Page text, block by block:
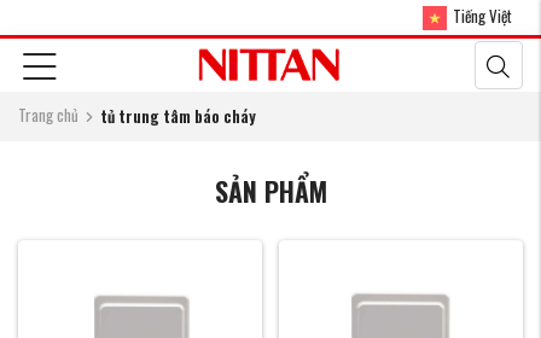
Tiếng Việt
Trang chủ tủ trung tâm báo cháy
SẢN PHẨM